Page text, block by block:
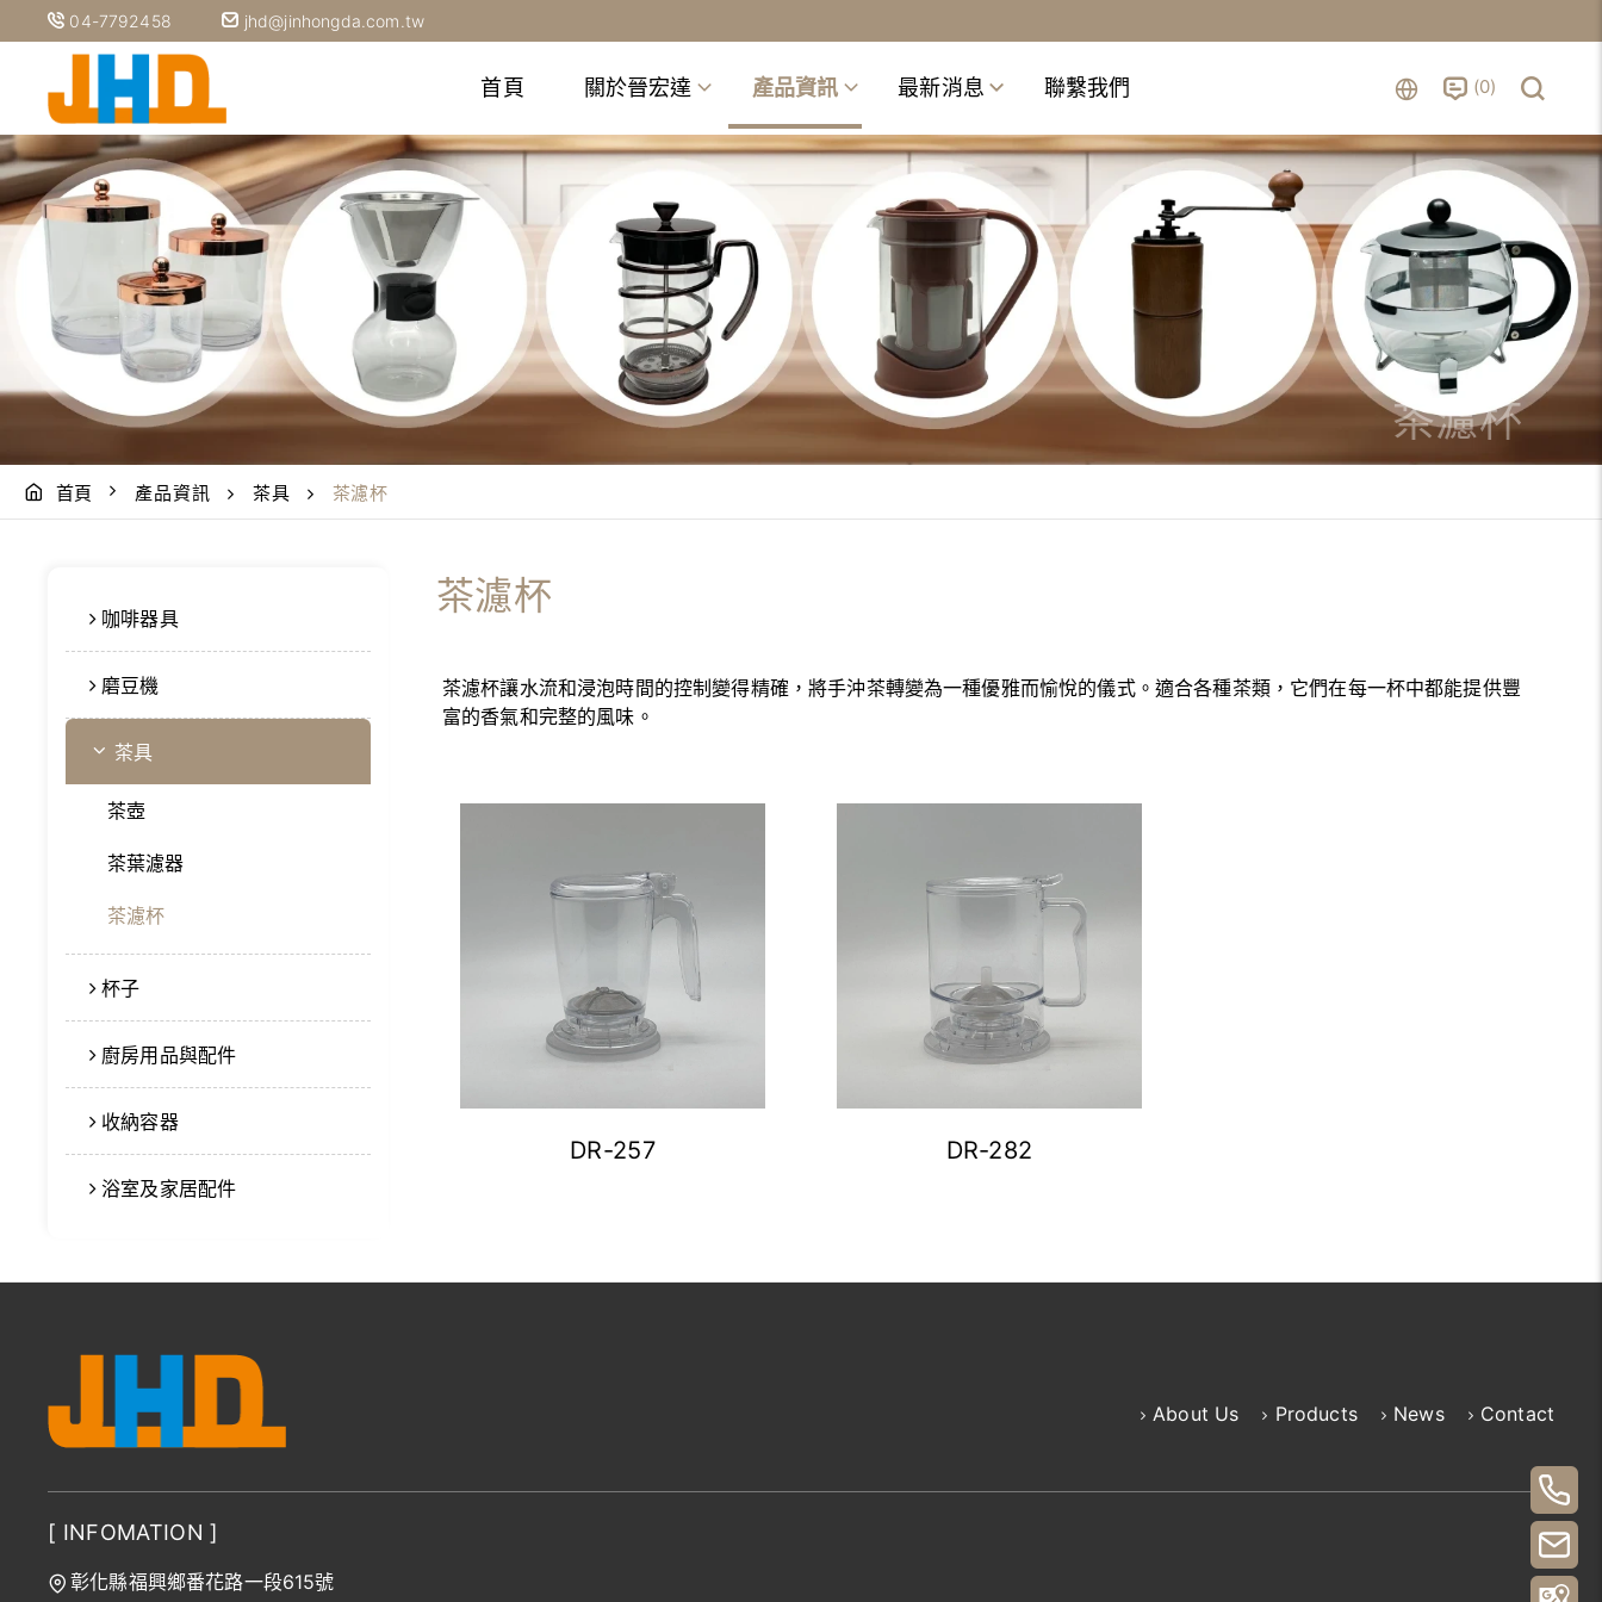
04-7792458 jhd@jinhongda.com.tw
首頁 關於晉宏達 產品資訊 最新消息 聯繫我們 0
茶濾杯
首頁 產品資訊 茶具 茶濾杯
咖啡器具
磨豆機
茶具
茶壺
茶葉濾器
茶濾杯
杯子
廚房用品與配件
收納容器
浴室及家居配件
茶濾杯
茶濾杯讓水流和浸泡時間的控制變得精確，將手沖茶轉變為一種優雅而愉悅的儀式。適合各種茶類，它們在每一杯中都能提供豐
富的香氣和完整的風味。
DR-257 DR-282
About Us Products News Contact
[ INFOMATION ]
彰化縣福興鄉番花路一段615號